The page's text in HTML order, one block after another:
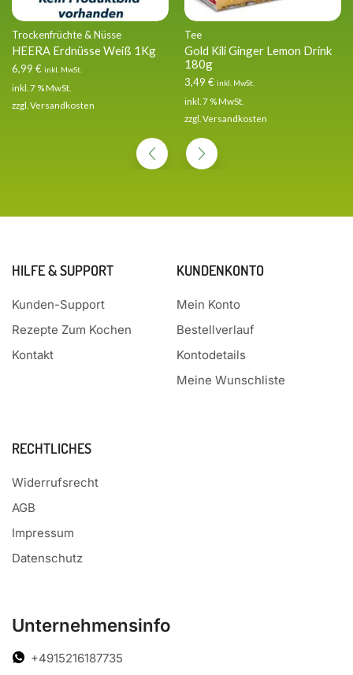
Trockenfrüchte & Nüsse
HEERA Erdnüsse Weiß 1Kg
6,99 € inkl. MwSt.
inkl. 7 % MwSt.
zzgl. Versandkosten
Tee
Gold Kili Ginger Lemon Drink
180g
3,49 € inkl. MwSt.
inkl. 7 % MwSt.
zzgl. Versandkosten
HILFE & SUPPORT
Kunden-Support
Rezepte Zum Kochen
Kontakt
KUNDENKONTO
Mein Konto
Bestellverlauf
Kontodetails
Meine Wunschliste
RECHTLICHES
Widerrufsrecht
AGB
Impressum
Datenschutz
Unternehmensinfo
+4915216187735